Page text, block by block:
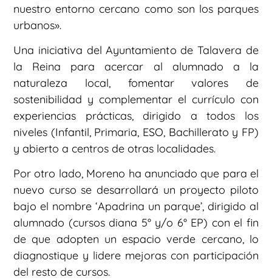
nuestro entorno cercano como son los parques
urbanos».
Una iniciativa del Ayuntamiento de Talavera de
la Reina para acercar al alumnado a la
naturaleza local, fomentar valores de
sostenibilidad y complementar el currículo con
experiencias prácticas, dirigido a todos los
niveles (Infantil, Primaria, ESO, Bachillerato y FP)
y abierto a centros de otras localidades.
Por otro lado, Moreno ha anunciado que para el
nuevo curso se desarrollará un proyecto piloto
bajo el nombre ‘Apadrina un parque’, dirigido al
alumnado (cursos diana 5° y/o 6° EP) con el fin
de que adopten un espacio verde cercano, lo
diagnostique y lidere mejoras con participación
del resto de cursos.